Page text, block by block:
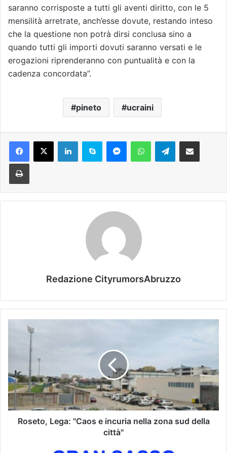
saranno corrisposte a tutti gli aventi diritto, con le 5
mensilità arretrate, anch’esse dovute, restando inteso
che la questione non potrà dirsi conclusa sino a
quando tutti gli importi dovuti saranno versati e le
erogazioni riprenderanno con puntualità e con la
cadenza concordata”.
pineto ucraini
Telegram
Redazione CityrumorsAbruzzo
Roseto, Lega: "Caos e incuria nella zona sud della
città"